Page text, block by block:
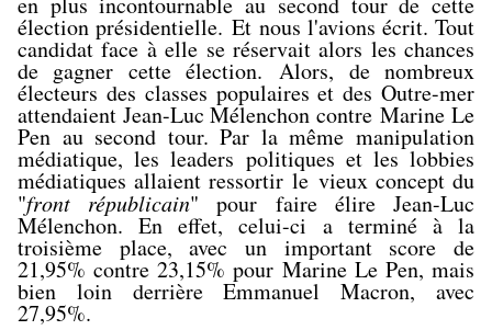
élection présidentielle. Et nous l'avions écrit. Tout
candidat face à elle se réservait alors les chances
de gagner cette élection. Alors, de nombreux
électeurs des classes populaires et des Outre-mer
attendaient Jean-Luc Mélenchon contreMarine Le
Pen au second tour. Par la même manipulation
médiatique, les leaders politiques et les lobbies
médiatiques allaient ressortir le vieux concept du
"front républicain" pour faire élire Jean-Luc
Mélenchon. En effet, celui-ci a terminé à la
troisième place, avec un important score de
21,95% contre 23,15% pour Marine Le Pen, mais
bien loin derrière Emmanuel Macron, avec
27,95%.